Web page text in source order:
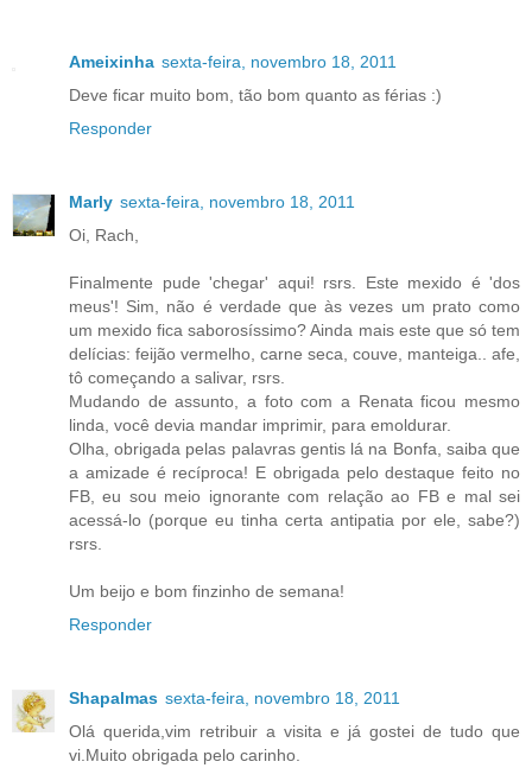
Ameixinha sexta-feira, novembro 18, 2011
Deve ficar muito bom, tão bom quanto as férias :)
Responder
Marly sexta-feira, novembro 18, 2011
Oi, Rach,
Finalmente pude 'chegar' aqui! rsrs. Este mexido é 'dos
meus'! Sim, não é verdade que às vezes um prato como
um mexido fica saborosíssimo? Ainda mais este que só tem
delícias: feijão vermelho, carne seca, couve, manteiga.. afe,
tô começando a salivar, rsrs.
Mudando de assunto, a foto com a Renata ficou mesmo
linda, você devia mandar imprimir, para emoldurar.
Olha, obrigada pelas palavras gentis lá na Bonfa, saiba que
a amizade é recíproca! E obrigada pelo destaque feito no
FB, eu sou meio ignorante com relação ao FB e mal sei
acessá-lo (porque eu tinha certa antipatia por ele, sabe?)
rsrs.
Um beijo e bom finzinho de semana!
Responder
Shapalmas sexta-feira, novembro 18, 2011
Olá querida,vim retribuir a visita e já gostei de tudo que
vi.Muito obrigada pelo carinho.